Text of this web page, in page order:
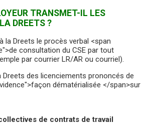
TRANSMET-IL LES
DREETS ?
la Dreets le procès verbal <span
consultation du CSE par tout
par courrier LR/AR ou courriel).
Dreets des licenciements prononcés de
dématérialisée </span>sur
de contrats de travail